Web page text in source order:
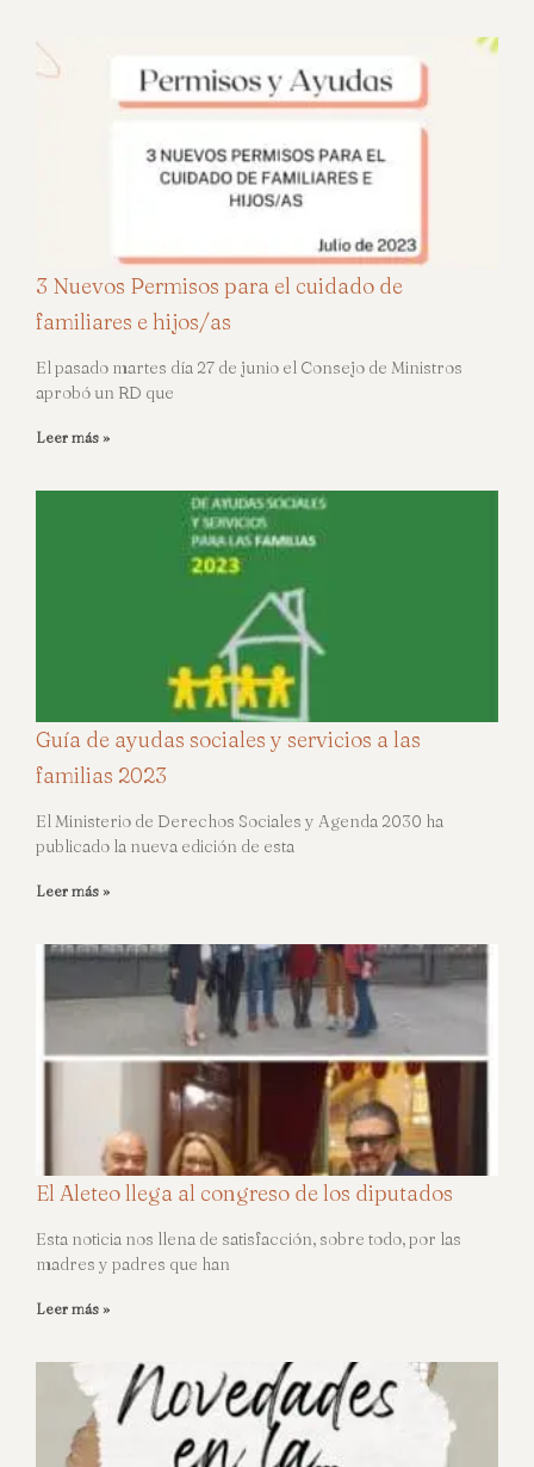
3 Nuevos Permisos para el cuidado de
familiares e hijos/as
El pasado martes día 27 de junio el Consejo de Ministros
aprobó un RD que
Leer más »
Guía de ayudas sociales y servicios a las
familias 2023
El Ministerio de Derechos Sociales y Agenda 2030 ha
publicado la nueva edición de esta
Leer más »
El Aleteo llega al congreso de los diputados
Esta noticia nos llena de satisfacción, sobre todo, por las
madres y padres que han
Leer más »